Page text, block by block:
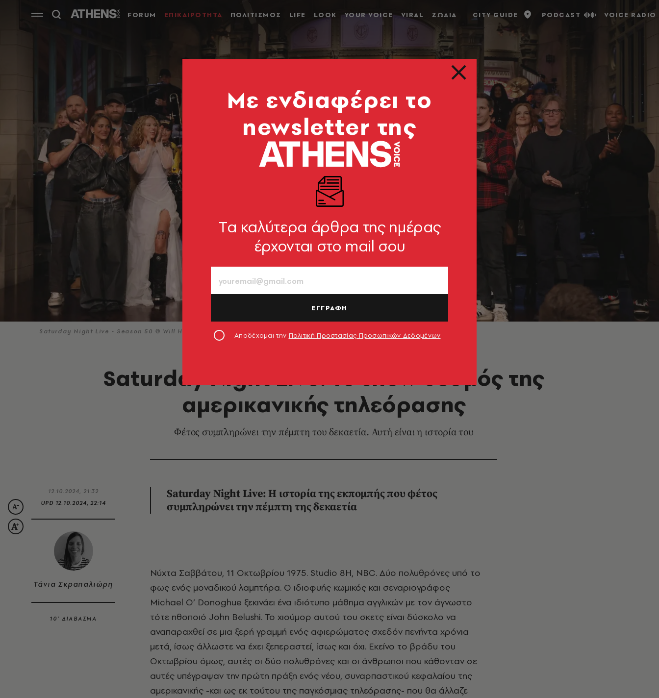
FORUM ΕΠΙΚΑΙΡΟΤΗΤΑ ΠΟΛΙΤΙΣΜΟΣ LIFE LOOK YOUR VOICE VIRAL ΖΩΔΙΑ CITY GUIDE PODCAST VOICE RADIO
Saturday Night Live - Season 50 © Will Heath/NBC via Getty Images
Saturday Night Live: To show θεσμός της
αμερικανικής τηλεόρασης
Φέτος συμπληρώνει την πέμπτη του δεκαετία. Αυτή είναι η ιστορία του
12.10.2024, 21:32
UPD 12.10.2024, 22:14
Τάνια Σκραπαλιώρη
10’ ΔΙΑΒΑΣΜΑ
SaturdayNightLive: Η ιστορία τηςεκπομπής που φέτος
συμπληρώνει την πέμπτη της δεκαετία
Νύχτα Σαββάτου, 11 Οκτωβρίου 1975. Studio 8Η, NBC. Δύο πολυθρόνες υπό το
φως ενός μοναδικού λαμπτήρα. O ιδιοφυής κωμικός και σεναριογράφος
Michael O’ Donoghue ξεκινάει ένα ιδιότυπο μάθημα αγγλικών με τον άγνωστο
τότε ηθοποιό John Belushi. Το χιούμορ αυτού του σκετς είναι δύσκολο να
αναπαραχθεί σε μια ξερή γραμμή ενός αφιερώματος σχεδόν πενήντα χρόνια
μετά, ίσως άλλωστε να έχει ξεπεραστεί, ίσως και όχι. Εκείνο το βράδυ του
Οκτωβρίου όμως, αυτές οι δύο πολυθρόνες και οι άνθρωποι που κάθονταν σε
αυτές υπέγραψαν την πρώτη πράξη ενός νέου, συναρπαστικού κεφαλαίου της
αμερικανικής -και ως εκ τούτου της παγκόσμιας τηλεόρασης- που θα άλλαζε
Mε ενδιαφέρει το
newsletter της
Tα καλύτερα άρθρα της ημέρας
έρχονται στο mail σου
ΕΓΓΡΑΦΗ
Αποδέχομαι την Πολιτική Προστασίας Προσωπικών Δεδομένων